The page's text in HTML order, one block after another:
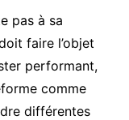
pas à sa
faire l’objet
performant,
comme
différentes